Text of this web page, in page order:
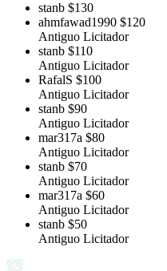
stanb $130
ahmfawad1990 $120
Antiguo Licitador
stanb $110
Antiguo Licitador
RafalS $100
Antiguo Licitador
stanb $90
Antiguo Licitador
mar317a $80
Antiguo Licitador
stanb $70
Antiguo Licitador
mar317a $60
Antiguo Licitador
stanb $50
Antiguo Licitador